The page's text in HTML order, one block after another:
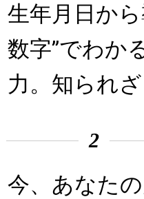
生年月日か
数字”でわか
力。知られ
2
今、あなた